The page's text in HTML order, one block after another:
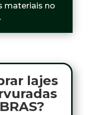
materiais no
lajes